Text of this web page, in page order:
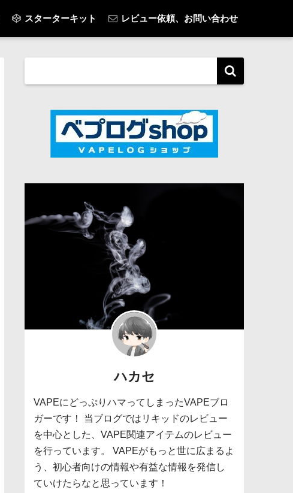
スターターキット レビュー依頼、お問い合わせ
ハカセ
VAPEにどっぷりハマってしまったVAPEブロ
ガーです！ 当ブログではリキッドのレビュー
を中心とした、VAPE関連アイテムのレビュー
を行っています。 VAPEがもっと世に広まるよ
う、初心者向けの情報や有益な情報を発信し
ていけたらなと思っています！